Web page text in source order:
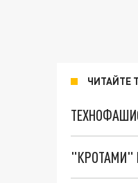
ЧИТАЙТЕ
"КРОТАМИ"